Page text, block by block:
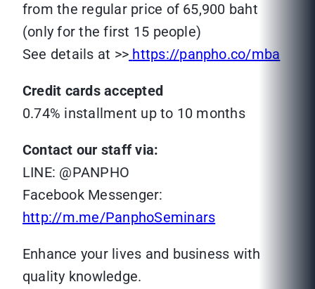
from the regular price of 65,900 baht
(only for the first 15 people)
See details at >> https://panpho.co/mba
Credit cards accepted
0.74% installment up to 10 months
Contact our staff via:
LINE: @PANPHO
Facebook Messenger:
http://m.me/PanphoSeminars
Enhance your lives and business with
quality knowledge.